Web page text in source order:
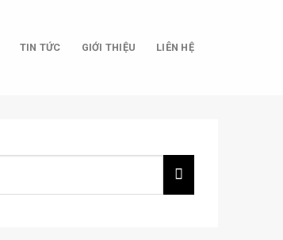
TIN TỨC GIỚI THIỆU LIÊN HỆ